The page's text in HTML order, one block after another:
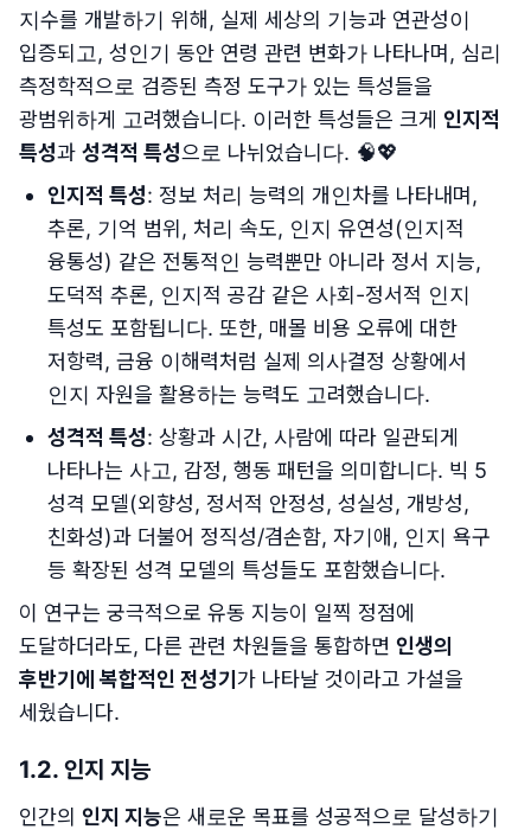
지수를 개발하기 위해, 실제 세상의 기능과 연관성이
입증되고, 성인기 동안 연령 관련 변화가 나타나며, 심리
측정학적으로 검증된 측정 도구가 있는 특성들을
광범위하게 고려했습니다. 이러한 특성들은 크게 인지적
특성과 성격적 특성으로 나뉘었습니다. 🧠💖
인지적 특성: 정보 처리 능력의 개인차를 나타내며,
추론, 기억 범위, 처리 속도, 인지 유연성(인지적
융통성) 같은 전통적인 능력뿐만 아니라 정서 지능,
도덕적 추론, 인지적 공감 같은 사회-정서적 인지
특성도 포함됩니다. 또한, 매몰 비용 오류에 대한
저항력, 금융 이해력처럼 실제 의사결정 상황에서
인지 자원을 활용하는 능력도 고려했습니다.
성격적 특성: 상황과 시간, 사람에 따라 일관되게
나타나는 사고, 감정, 행동 패턴을 의미합니다. 빅 5
성격 모델(외향성, 정서적 안정성, 성실성, 개방성,
친화성)과 더불어 정직성/겸손함, 자기애, 인지 욕구
등 확장된 성격 모델의 특성들도 포함했습니다.
이 연구는 궁극적으로 유동 지능이 일찍 정점에
도달하더라도, 다른 관련 차원들을 통합하면 인생의
후반기에 복합적인 전성기 가 나타날 것이라고 가설을
세웠습니다.
1.2. 인지 지능
인간의 인지 지능은 새로운 목표를 성공적으로 달성하기